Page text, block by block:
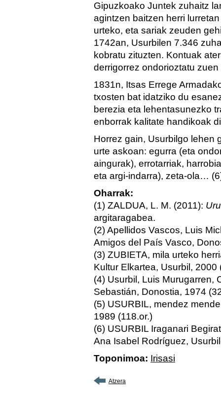
Gipuzkoako Juntek zuhaitz
agintzen baitzen herri
urteko, eta sariak zeuden
1742an, Usurbilen 7.346
kobratu zituzten. Kontuak
derrigorrez ondorioztatu
1831n, Itsas Errege
txosten bat idatziko du
berezia eta lehentasunezko
enborrak kalitate handikoak
Horrez gain, Usurbilgo lehen
urte askoan: egurra (eta
aingurak), errotarriak,
eta argi-indarra), zeta-ola…
Oharrak:
(1) ZALDUA, L. M. (2011):
argitaragabea.
(2) Apellidos Vascos, Luis
Amigos del País Vasco,
(3) ZUBIETA, mila urteko
Kultur Elkartea, Usurbil, 2000
(4) Usurbil, Luis Murugarren,
Sebastián, Donostia, 1974
(5) USURBIL, mendez
1989 (118.or.)
(6) USURBIL Iraganari
Ana Isabel Rodríguez,
Toponimoa: Irisasi
Atzera